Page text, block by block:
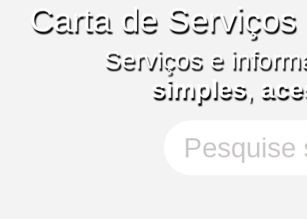
Carta de
Serviços e
simples,